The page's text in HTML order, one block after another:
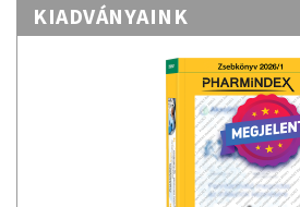
KIADVÁNYAINK